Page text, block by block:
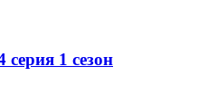
серия 1 сезон